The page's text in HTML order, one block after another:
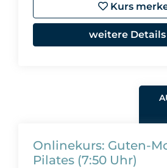
Kurs
weitere Details
Onlinekurs: Guten-
Pilates (7:50 Uhr)